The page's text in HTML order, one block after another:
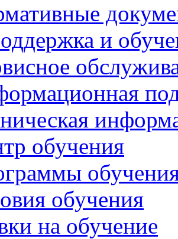
и
обучения
обучения
на обучение